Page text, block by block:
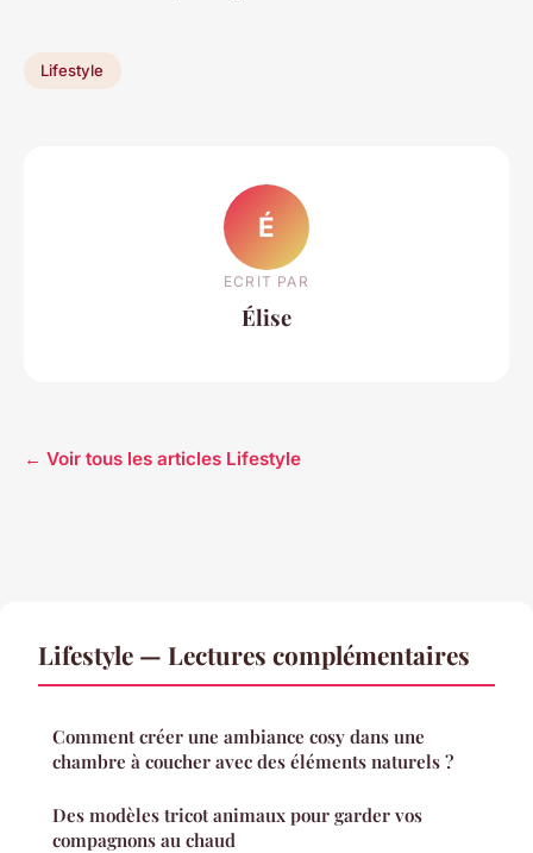
Lifestyle
É
ECRIT PAR
Élise
← Voir tous les articles Lifestyle
Lifestyle — Lectures complémentaires
Comment créer une ambiance cosy dans une
chambre à coucher avec des éléments naturels ?
Des modèles tricot animaux pour garder vos
compagnons au chaud